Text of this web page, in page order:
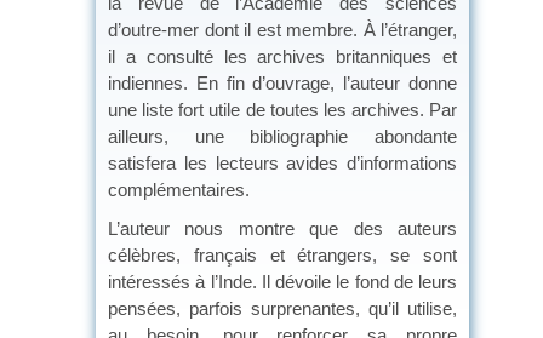
d’outre-mer dont il est membre. À l’étranger,
il a consulté les archives britanniques et
indiennes. En fin d’ouvrage, l’auteur donne
une liste fort utile de toutes les archives. Par
ailleurs, une bibliographie abondante
satisfera les lecteurs avides d’informations
complémentaires.
L’auteur nous montre que des auteurs
célèbres, français et étrangers, se sont
intéressés à l’Inde. Il dévoile le fond de leurs
pensées, parfois surprenantes, qu’il utilise,